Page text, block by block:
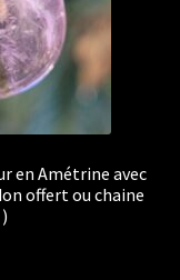
en Amétrine avec
offert ou chaine